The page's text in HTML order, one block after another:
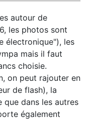
autour de
les photos sont
électronique"), les
mais il faut
choisie.
on peut rajouter en
de flash), la
que dans les autres
également